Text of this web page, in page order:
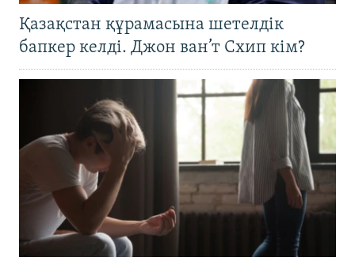
Қазақстан құрамасына шетелдік
бапкер келді. Джон ван’т Схип кім?